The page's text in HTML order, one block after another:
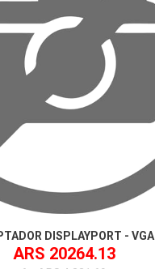
DISPLAYPORT - VGA
ARS 20264.13